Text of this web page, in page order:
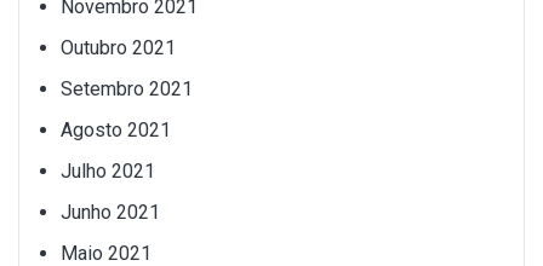
Novembro 2021
Outubro 2021
Setembro 2021
Agosto 2021
Julho 2021
Junho 2021
Maio 2021